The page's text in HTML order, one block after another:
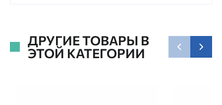
ДРУГИЕ ТОВАРЫ В
ЭТОЙ КАТЕГОРИИ